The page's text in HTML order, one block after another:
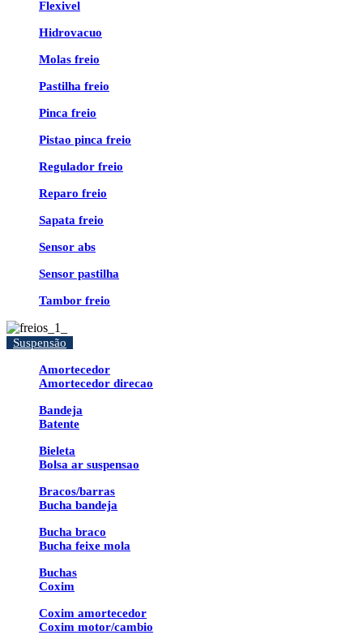
Flexivel
Hidrovacuo
Molas freio
Pastilha freio
Pinca freio
Pistao pinca freio
Regulador freio
Reparo freio
Sapata freio
Sensor abs
Sensor pastilha
Tambor freio
Suspensão
Amortecedor
Amortecedor direcao
Bandeja
Batente
Bieleta
Bolsa ar suspensao
Bracos/barras
Bucha bandeja
Bucha braco
Bucha feixe mola
Buchas
Coxim
Coxim amortecedor
Coxim motor/cambio